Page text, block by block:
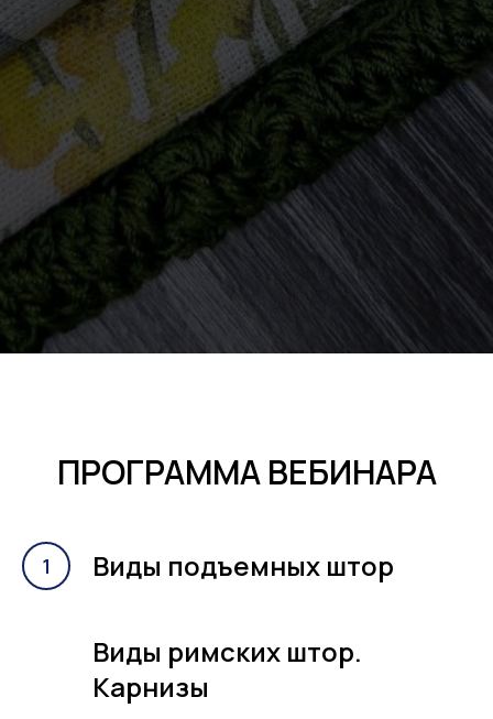
ПРОГРАММА ВЕБИНАРА
Виды подъемных штор
Виды римских штор.
Карнизы